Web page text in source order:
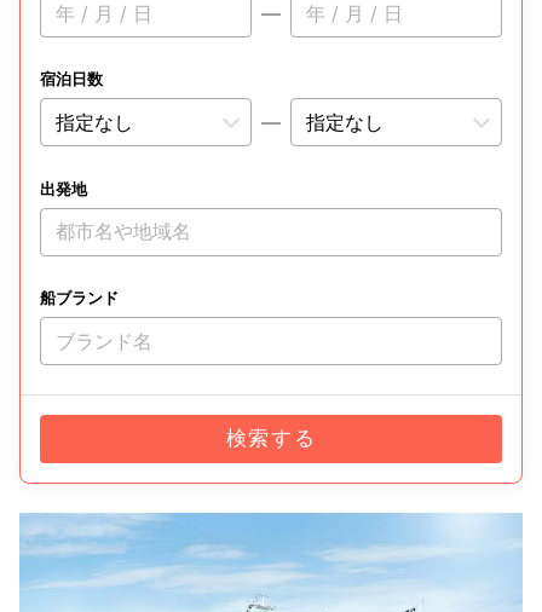
年 / 月 / 日 — 年 / 月 / 日
宿泊日数
—
出発地
都市名や地域名
船ブランド
ブランド名
検索する